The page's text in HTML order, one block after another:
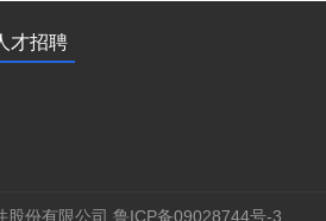
才招聘
股份有限公司 鲁ICP备09028744号-3